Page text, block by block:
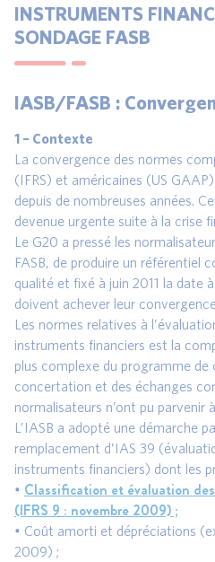
INSTRUMENTS
SONDAGE FASB
IASB/FASB :
1 – Contexte
La convergence des normes
(IFRS) et américaines (US
depuis de nombreuses années.
devenue urgente suite à la crise
Le G20 a pressé les
FASB, de produire un référentiel
qualité et fixé à juin 2011 la date
doivent achever leur
Les normes relatives à
instruments financiers est la
plus complexe du programme
concertation et des échanges
normalisateurs n’ont pu parvenir
L’IASB a adopté une démarche
remplacement d’IAS 39
instruments financiers) dont les
• Classification et évaluation
(IFRS 9 : novembre 2009) ;
• Coût amorti et dépréciations
2009) ;